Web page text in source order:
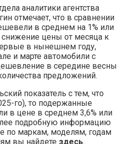
аналитики агентства
отмечает, что в сравнении
в среднем на 1% или
цены от месяца к
в нынешнем году,
и марте автомобили с
в середине весны
предложений.
показатель с тем, что
го), то подержанные
в цене в среднем 3,6% или
подробную информацию
по маркам, моделям, годам
вы найдете здесь.